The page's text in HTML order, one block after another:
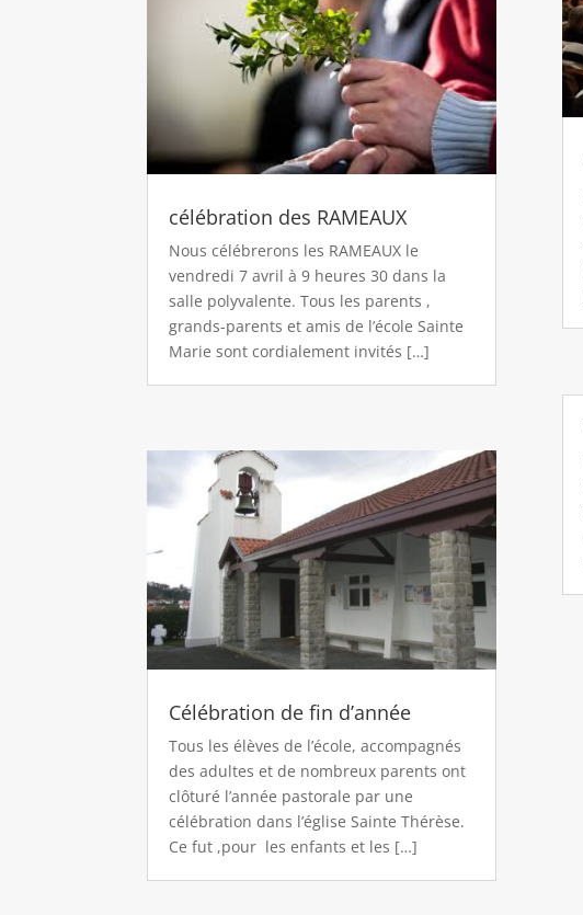
célébration des RAMEAUX
Nous célébrerons les RAMEAUX le
vendredi 7 avril à 9 heures 30 dans la
salle polyvalente. Tous les parents ,
grands-parents et amis de l’école Sainte
Marie sont cordialement invités […]
Célébration de fin d’année
Tous les élèves de l’école, accompagnés
des adultes et de nombreux parents ont
clôturé l’année pastorale par une
célébration dans l’église Sainte Thérèse.
Ce fut ,pour les enfants et les […]